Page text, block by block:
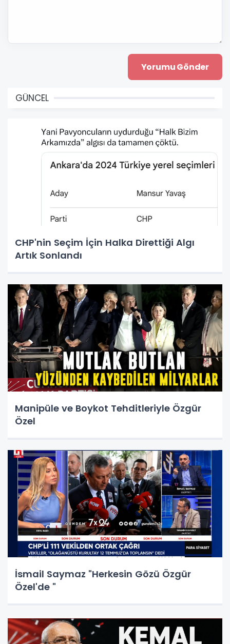
GÜNCEL
CHP'nin Seçim İçin Halka Direttiği Algı
Artık Sonlandı
Manipüle ve Boykot Tehditleriyle Özgür
Özel
İsmail Saymaz "Herkesin Gözü Özgür
Özel'de "